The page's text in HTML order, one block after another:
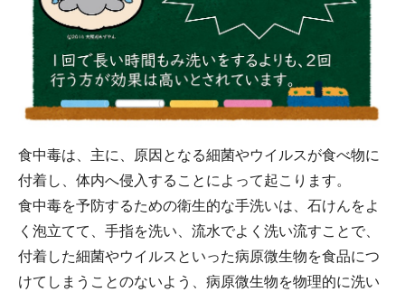
食中毒は、主に、原因となる細菌やウイルスが食べ物に
付着し、体内へ侵入することによって起こります。
食中毒を予防するための衛生的な手洗いは、石けんをよ
く泡立てて、手指を洗い、流水でよく洗い流すことで、
付着した細菌やウイルスといった病原微生物を食品につ
けてしまうことのないよう、病原微生物を物理的に洗い